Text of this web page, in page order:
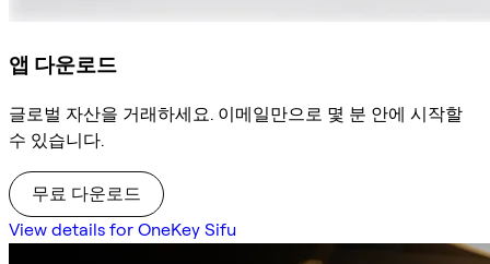
앱 다운로드
글로벌 자산을 거래하세요. 이메일만으로 몇 분 안에 시작할
수 있습니다.
무료 다운로드
View details for OneKey Sifu